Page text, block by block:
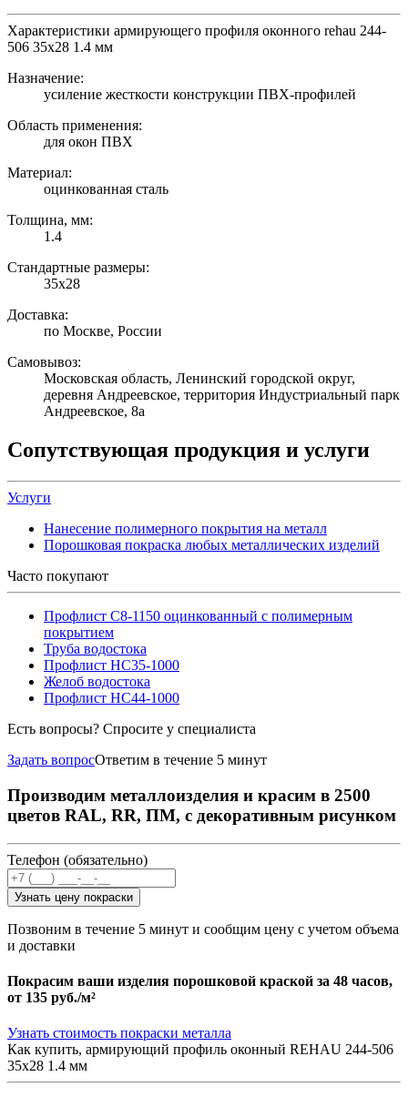
Характеристики армирующего профиля оконного rehau 244-
506 35х28 1.4 мм
Назначение:
усиление жесткости конструкции ПВХ-профилей
Область применения:
для окон ПВХ
Материал:
оцинкованная сталь
Толщина, мм:
1.4
Стандартные размеры:
35х28
Доставка:
по Москве, России
Самовывоз:
Московская область, Ленинский городской округ,
деревня Андреевское, территория Индустриальный парк
Андреевское, 8а
Сопутствующая продукция и услуги
Услуги
Нанесение полимерного покрытия на металл
Порошковая покраска любых металлических изделий
Часто покупают
Профлист С8-1150 оцинкованный с полимерным
покрытием
Труба водостока
Профлист НС35-1000
Желоб водостока
Профлист НС44-1000
Есть вопросы? Спросите у специалиста
Задать вопросОтветим в течение 5 минут
Производим металлоизделия и красим в 2500
цветов RAL, RR, ПМ, с декоративным рисунком
Телефон (обязательно)
Узнать цену покраски
Позвоним в течение 5 минут и сообщим цену с учетом объема
и доставки
Покрасим ваши изделия порошковой краской за 48 часов,
от 135 руб./м²
Узнать стоимость покраски металла
Как купить, армирующий профиль оконный REHAU 244-506
35х28 1.4 мм